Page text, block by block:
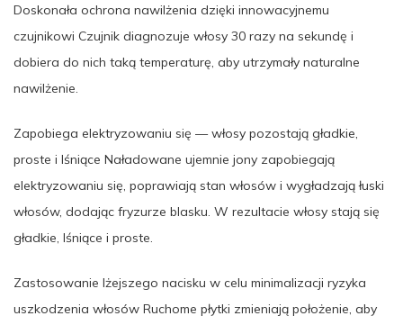
Doskonała ochrona nawilżenia dzięki innowacyjnemu
czujnikowi Czujnik diagnozuje włosy 30 razy na sekundę i
dobiera do nich taką temperaturę, aby utrzymały naturalne
nawilżenie.
Zapobiega elektryzowaniu się — włosy pozostają gładkie,
proste i lśniące Naładowane ujemnie jony zapobiegają
elektryzowaniu się, poprawiają stan włosów i wygładzają łuski
włosów, dodając fryzurze blasku. W rezultacie włosy stają się
gładkie, lśniące i proste.
Zastosowanie lżejszego nacisku w celu minimalizacji ryzyka
uszkodzenia włosów Ruchome płytki zmieniają położenie, aby